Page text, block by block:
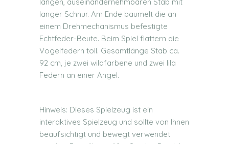
langer Schnur. Am Ende baumelt die an
einem Drehmechanismus befestigte
Echtfeder-Beute. Beim Spiel flattern die
Vogelfedern toll. Gesamtlänge Stab ca.
92 cm, je zwei wildfarbene und zwei lila
Federn an einer Angel.
Hinweis: Dieses Spielzeug ist ein
interaktives Spielzeug und sollte von Ihnen
beaufsichtigt und bewegt verwendet